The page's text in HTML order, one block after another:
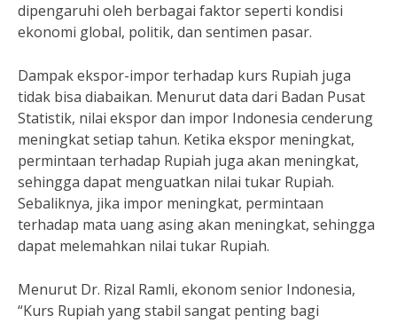
dipengaruhi oleh berbagai faktor seperti kondisi
ekonomi global, politik, dan sentimen pasar.
Dampak ekspor-impor terhadap kurs Rupiah juga
tidak bisa diabaikan. Menurut data dari Badan Pusat
Statistik, nilai ekspor dan impor Indonesia cenderung
meningkat setiap tahun. Ketika ekspor meningkat,
permintaan terhadap Rupiah juga akan meningkat,
sehingga dapat menguatkan nilai tukar Rupiah.
Sebaliknya, jika impor meningkat, permintaan
terhadap mata uang asing akan meningkat, sehingga
dapat melemahkan nilai tukar Rupiah.
Menurut Dr. Rizal Ramli, ekonom senior Indonesia,
“Kurs Rupiah yang stabil sangat penting bagi